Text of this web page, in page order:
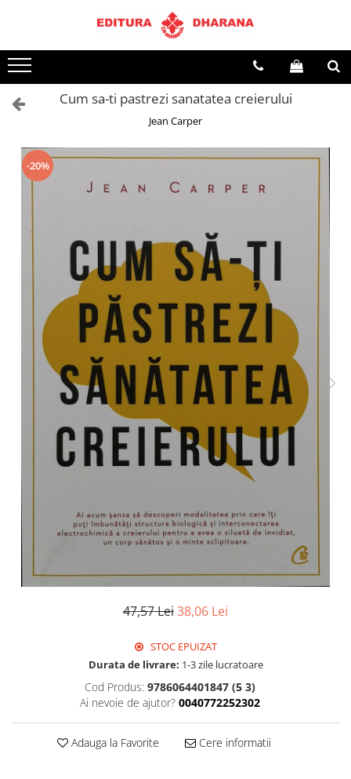
Toate Produsele
CARTI EDITURA DHARANA
OFERTE LA PACHET
Terapii
Dietoterapie
Dezvoltare personala
Spiritualitate
Arta
AUDIOBOOK
Business, Economie
Carti pentru copii
Diverse
Filosofie
Istorie
Literatura
Psihologie
Sociologie
Cum sa-ti pastrezi sanatatea creierului
Jean Carper
-20%
47,57 Lei38,06 Lei
STOC EPUIZAT
Durata de livrare: 1-3 zile lucratoare
Cod Produs: 9786064401847 (5 3)
Ai nevoie de ajutor? 0040772252302
Adauga la Favorite Cere informatii